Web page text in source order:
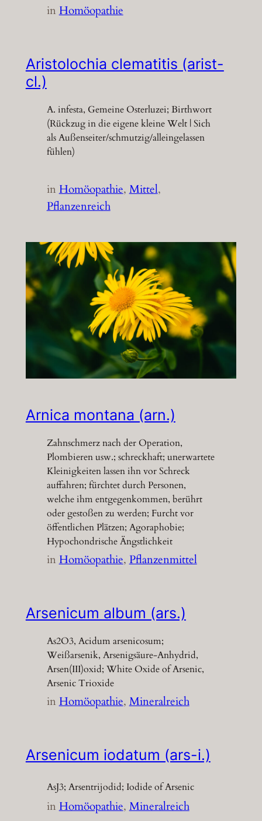
inHomöopathie
Aristolochia clematitis (arist-
cl.)
A. infesta, Gemeine Osterluzei; Birthwort
(Rückzug in die eigene kleine Welt | Sich
als Außenseiter/schmutzig/alleingelassen
fühlen)
inHomöopathie, Mittel
Pflanzenreich
Arnica montana (arn.)
Zahnschmerz nach der Operation,
Plombieren usw.; schreckhaft; unerwartete
Kleinigkeiten lassen ihn vor Schreck
auffahren; fürchtet durch Personen,
welche ihm entgegenkommen, berührt
oder gestoßen zu werden; Furcht vor
öffentlichen Plätzen; Agoraphobie;
Hypochondrische Ängstlichkeit
inHomöopathie, Pflanzenmittel
Arsenicum album (ars.)
As2O3, Acidum arsenicosum;
Weißarsenik, Arsenigsäure-Anhydrid,
Arsen(III)oxid; White Oxide of Arsenic,
Arsenic Trioxide
inHomöopathie, Mineralreich
Arsenicum iodatum (ars-i.)
AsJ3; Arsentrijodid; Iodide of Arsenic
inHomöopathie, Mineralreich